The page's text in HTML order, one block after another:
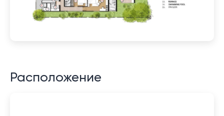
Расположение